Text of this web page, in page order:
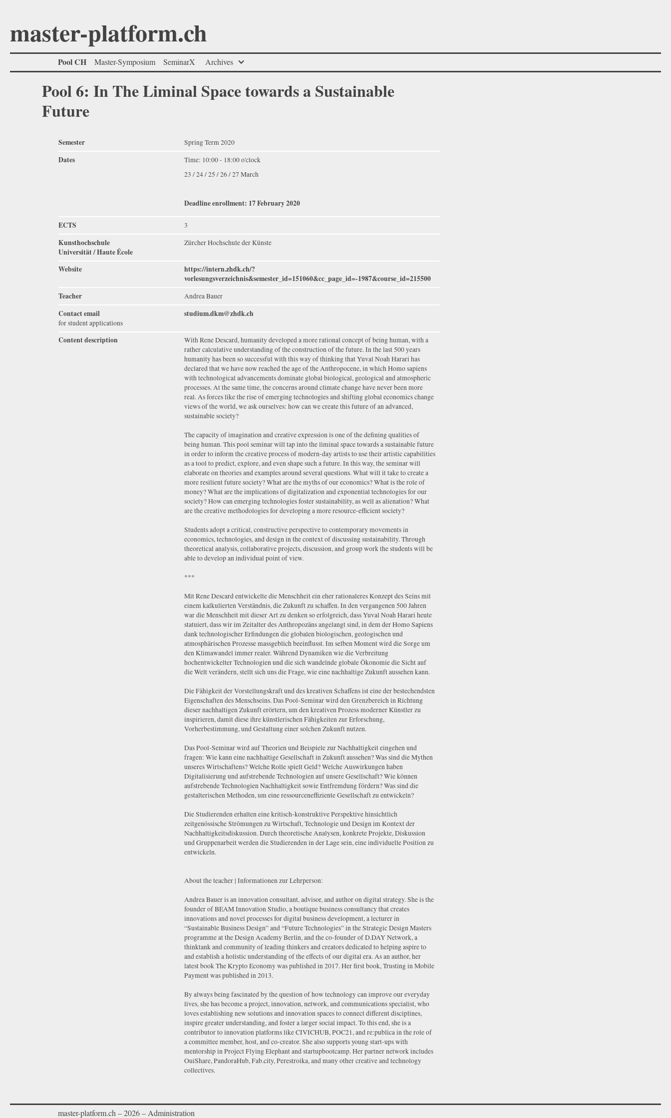
master-platform.ch
Pool CH Master-Symposium SeminarX Archives
Pool 6: In The Liminal Space towards a Sustainable
Future
Semester Spring Term 2020
Dates
Time: 10:00 - 18:00 o'clock
23 / 24 / 25 / 26 / 27 March
Deadline enrollment: 17 February 2020
ECTS 3
Kunsthochschule
Universität / Haute École
Zürcher Hochschule der Künste
Website
https://intern.zhdk.ch/?
vorlesungsverzeichnis&semester_id=151060&cc_page_id=-1987&course_id=215500
Teacher
Andrea Bauer
Contact email
for student applications
studium.dkm@zhdk.ch
Content description
With Rene Descard, humanity developed a more rational concept of being human, with a
rather calculative understanding of the construction of the future. In the last 500 years
humanity has been so successful with this way of thinking that Yuval Noah Harari has
declared that we have now reached the age of the Anthropocene, in which Homo sapiens
with technological advancements dominate global biological, geological and atmospheric
processes. At the same time, the concerns around climate change have never been more
real. As forces like the rise of emerging technologies and shifting global economics change
views of the world, we ask ourselves: how can we create this future of an advanced,
sustainable society?
The capacity of imagination and creative expression is one of the defining qualities of
being human. This pool seminar will tap into the liminal space towards a sustainable future
in order to inform the creative process of modern-day artists to use their artistic capabilities
as a tool to predict, explore, and even shape such a future. In this way, the seminar will
elaborate on theories and examples around several questions. What will it take to create a
more resilient future society? What are the myths of our economics? What is the role of
money? What are the implications of digitalization and exponential technologies for our
society? How can emerging technologies foster sustainability, as well as alienation? What
are the creative methodologies for developing a more resource-efficient society?
Students adopt a critical, constructive perspective to contemporary movements in
economics, technologies, and design in the context of discussing sustainability. Through
theoretical analysis, collaborative projects, discussion, and group work the students will be
able to develop an individual point of view.
***
Mit Rene Descard entwickelte die Menschheit ein eher rationaleres Konzept des Seins mit
einem kalkulierten Verständnis, die Zukunft zu schaffen. In den vergangenen 500 Jahren
war die Menschheit mit dieser Art zu denken so erfolgreich, dass Yuval Noah Harari heute
statuiert, dass wir im Zeitalter des Anthropozäns angelangt sind, in dem der Homo Sapiens
dank technologischer Erfindungen die globalen biologischen, geologischen und
atmosphärischen Prozesse massgeblich beeinflusst. Im selben Moment wird die Sorge um
den Klimawandel immer realer. Während Dynamiken wie die Verbreitung
hochentwickelter Technologien und die sich wandelnde globale Ökonomie die Sicht auf
die Welt verändern, stellt sich uns die Frage, wie eine nachhaltige Zukunft aussehen kann.
Die Fähigkeit der Vorstellungskraft und des kreativen Schaffens ist eine der bestechendsten
Eigenschaften des Menschseins. Das Pool-Seminar wird den Grenzbereich in Richtung
dieser nachhaltigen Zukunft erörtern, um den kreativen Prozess moderner Künstler zu
inspirieren, damit diese ihre künstlerischen Fähigkeiten zur Erforschung,
Vorherbestimmung, und Gestaltung einer solchen Zukunft nutzen.
Das Pool-Seminar wird auf Theorien und Beispiele zur Nachhaltigkeit eingehen und
fragen: Wie kann eine nachhaltige Gesellschaft in Zukunft aussehen? Was sind die Mythen
unseres Wirtschaftens? Welche Rolle spielt Geld? Welche Auswirkungen haben
Digitalisierung und aufstrebende Technologien auf unsere Gesellschaft? Wie können
aufstrebende Technologien Nachhaltigkeit sowie Entfremdung fördern? Was sind die
gestalterischen Methoden, um eine ressourceneffiziente Gesellschaft zu entwickeln?
Die Studierenden erhalten eine kritisch-konstruktive Perspektive hinsichtlich
zeitgenössische Strömungen zu Wirtschaft, Technologie und Design im Kontext der
Nachhaltigkeitsdiskussion. Durch theoretische Analysen, konkrete Projekte, Diskussion
und Gruppenarbeit werden die Studierenden in der Lage sein, eine individuelle Position zu
entwickeln.
About the teacher | Informationen zur Lehrperson:
Andrea Bauer is an innovation consultant, advisor, and author on digital strategy. She is the
founder of BEAM Innovation Studio, a boutique business consultancy that creates
innovations and novel processes for digital business development, a lecturer in
“Sustainable Business Design” and “Future Technologies” in the Strategic Design Masters
programme at the Design Academy Berlin, and the co-founder of D.DAY Network, a
thinktank and community of leading thinkers and creators dedicated to helping aspire to
and establish a holistic understanding of the effects of our digital era. As an author, her
latest book The Krypto Economy was published in 2017. Her first book, Trusting in Mobile
Payment was published in 2013.
By always being fascinated by the question of how technology can improve our everyday
lives, she has become a project, innovation, network, and communications specialist, who
loves establishing new solutions and innovation spaces to connect different disciplines,
inspire greater understanding, and foster a larger social impact. To this end, she is a
contributor to innovation platforms like CIVICHUB, POC21, and re:publica in the role of
a committee member, host, and co-creator. She also supports young start-ups with
mentorship in Project Flying Elephant and startupbootcamp. Her partner network includes
OuiShare, PandoraHub, Fab.city, Perestroika, and many other creative and technology
collectives.
master-platform.ch– 2026 –Administration